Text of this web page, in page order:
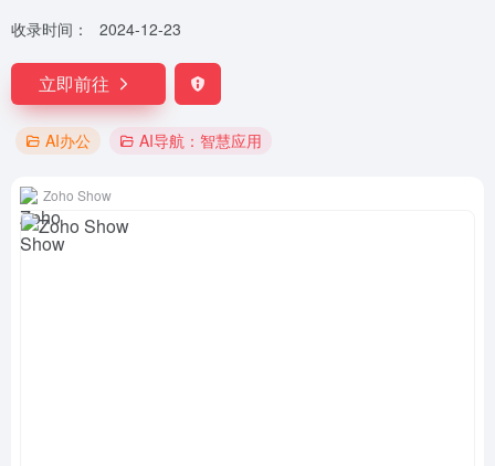
收录时间： 2024-12-23
立即前往
AI办公 AI导航：智慧应用
Zoho Show